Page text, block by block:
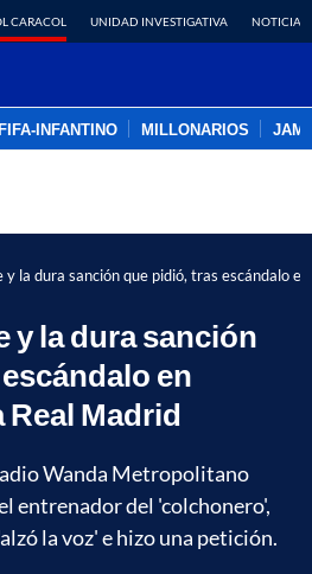
CARACOL UNIDAD INVESTIGATIVA NOTICIAS
INFANTINO MILLONARIOS
y la dura sanción que pidió, tras escándalo
y la dura sanción
en
Madrid
Wanda Metropolitano
entrenador del 'colchonero',
la voz' e hizo una petición.